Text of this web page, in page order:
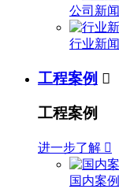
公司新闻
行业新闻
工程案例 
工程案例
进一步了解 
国内案例